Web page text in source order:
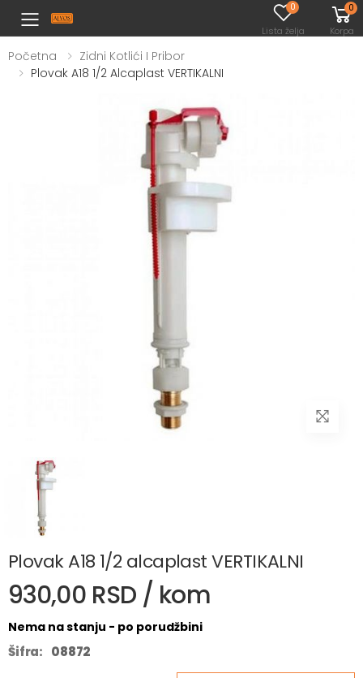
Toggle mobile menu
0
Lista želja
0
Korpa
Početna
Zidni Kotlići I Pribor
Plovak A18 1/2 Alcaplast VERTIKALNI
Plovak A18 1/2 alcaplast VERTIKALNI
930,00 RSD / kom
Nema na stanju - po porudžbini
Šifra: 08872